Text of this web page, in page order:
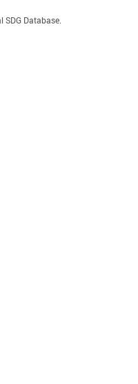
SDG Database.